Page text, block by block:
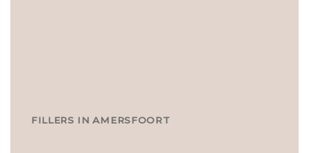
FILLERS IN AMERSFOORT